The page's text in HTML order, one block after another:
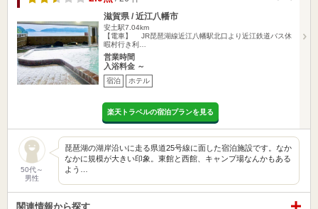
滋賀県 / 近江八幡市
安土駅7.04km
【電車】 JR琵琶湖線近江八幡駅北口より近江鉄道バス休
暇村行き利…
営業時間
入浴料金 ～
宿泊 ホテル
楽天トラベルの宿泊プランを見る
50代～
男性
琵琶湖の湖岸沿いに走る県道25号線に面した宿泊施設です。なか
なかに規模が大きい印象。東館と西館、キャンプ場なんかもある
よう…
関連情報から探す